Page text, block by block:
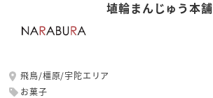
埴輪まんじゅう本舗
飛鳥/橿原/宇陀エリア
お菓子